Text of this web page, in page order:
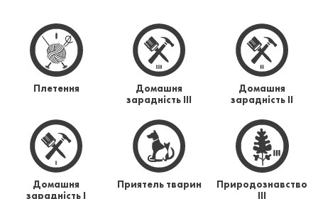
Плетення
Домашня
зарадність ІІІ
Домашня
зарадність ІІ
Домашня
зарадність І
Приятель тварин
Природознавство
ІІІ